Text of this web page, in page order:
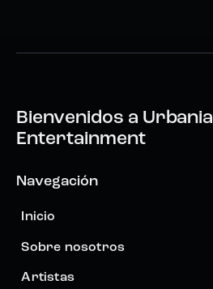
Bienvenidos a Urbania
Entertainment
Navegación
Inicio
Sobre nosotros
Artistas